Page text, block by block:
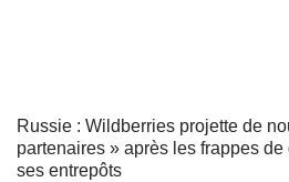
Russie : Wildberries projette de
partenaires » après les frappes
ses entrepôts